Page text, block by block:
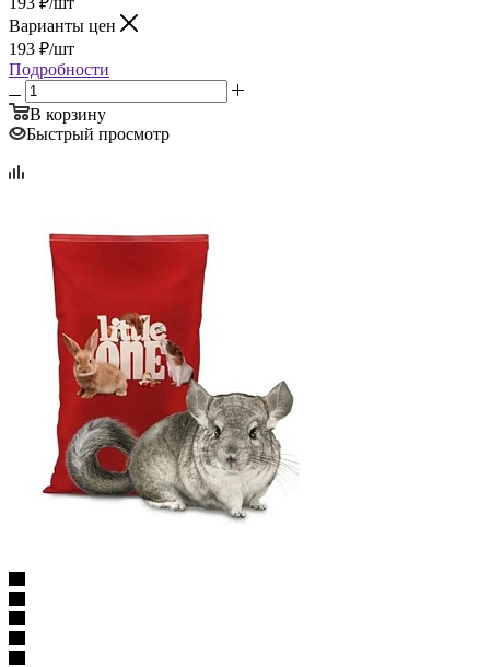
Варианты цен
193 ₽/шт
Подробности
В корзину
Быстрый просмотр